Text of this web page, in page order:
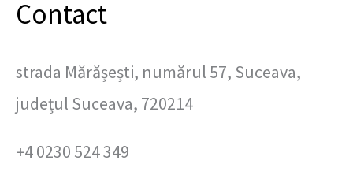
Contact
strada Mărășești, numărul 57, Suceava,
județul Suceava, 720214
+4 0230 524 349